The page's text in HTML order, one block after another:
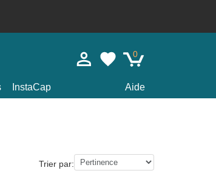
0
InstaCap Aide
Trier par: